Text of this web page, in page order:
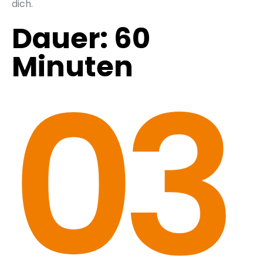
dich.
Dauer: 60
Minuten